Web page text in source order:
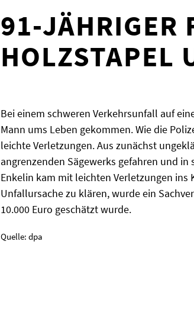
91-JÄHRIGER
HOLZSTAPEL
Bei einem schweren Verkehrsunfall auf
Mann ums Leben gekommen. Wie die
leichte Verletzungen. Aus zunächst
angrenzenden Sägewerks gefahren und
Enkelin kam mit leichten Verletzungen ins
Unfallursache zu klären, wurde ein
10.000 Euro geschätzt wurde.
Quelle: dpa